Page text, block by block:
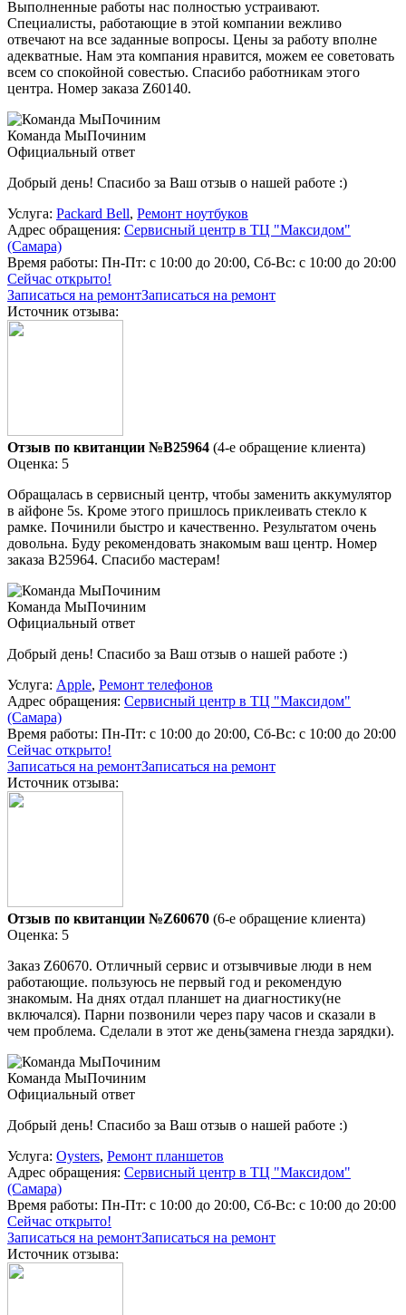
Выполненные работы нас полностью устраивают.
Специалисты, работающие в этой компании вежливо
отвечают на все заданные вопросы. Цены за работу вполне
адекватные. Нам эта компания нравится, можем ее советовать
всем со спокойной совестью. Спасибо работникам этого
центра. Номер заказа Z60140.
Команда МыПочиним
Официальный ответ
Добрый день! Спасибо за Ваш отзыв о нашей работе :)
Услуга: Packard Bell, Ремонт ноутбуков
Адрес обращения: Сервисный центр в ТЦ "Максидом"
(Самара)
Время работы: Пн-Пт: с 10:00 до 20:00, Сб-Вс: с 10:00 до 20:00
Сейчас открыто!
Записаться на ремонтЗаписаться на ремонт
Источник отзыва:
Отзыв по квитанции №B25964 (4-е обращение клиента)
Оценка: 5
Обращалась в сервисный центр, чтобы заменить аккумулятор
в айфоне 5s. Кроме этого пришлось приклеивать стекло к
рамке. Починили быстро и качественно. Результатом очень
довольна. Буду рекомендовать знакомым ваш центр. Номер
заказа В25964. Спасибо мастерам!
Команда МыПочиним
Официальный ответ
Добрый день! Спасибо за Ваш отзыв о нашей работе :)
Услуга: Apple, Ремонт телефонов
Адрес обращения: Сервисный центр в ТЦ "Максидом"
(Самара)
Время работы: Пн-Пт: с 10:00 до 20:00, Сб-Вс: с 10:00 до 20:00
Сейчас открыто!
Записаться на ремонтЗаписаться на ремонт
Источник отзыва:
Отзыв по квитанции №Z60670 (6-е обращение клиента)
Оценка: 5
Заказ Z60670. Отличный сервис и отзывчивые люди в нем
работающие. пользуюсь не первый год и рекомендую
знакомым. На днях отдал планшет на диагностику(не
включался). Парни позвонили через пару часов и сказали в
чем проблема. Сделали в этот же день(замена гнезда зарядки).
Команда МыПочиним
Официальный ответ
Добрый день! Спасибо за Ваш отзыв о нашей работе :)
Услуга: Oysters, Ремонт планшетов
Адрес обращения: Сервисный центр в ТЦ "Максидом"
(Самара)
Время работы: Пн-Пт: с 10:00 до 20:00, Сб-Вс: с 10:00 до 20:00
Сейчас открыто!
Записаться на ремонтЗаписаться на ремонт
Источник отзыва: